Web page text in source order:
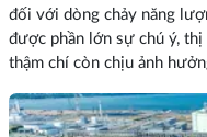
đối với dòng chảy năng
được phần lớn sự chú ý,
thậm chí còn chịu ảnh